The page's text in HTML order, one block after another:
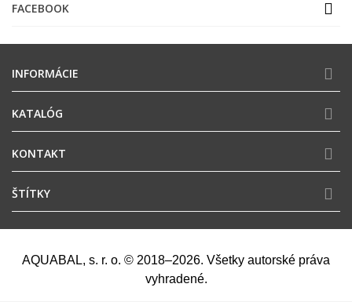
FACEBOOK
INFORMÁCIE
KATALÓG
KONTAKT
ŠTÍTKY
AQUABAL, s. r. o. © 2018–2026. Všetky autorské práva
vyhradené.